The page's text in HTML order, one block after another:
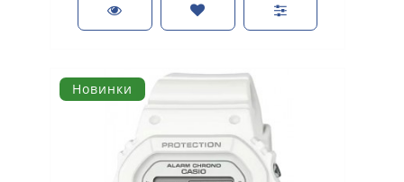
Новинки